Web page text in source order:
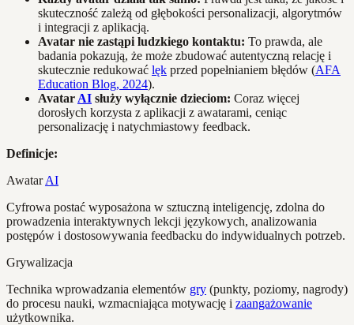
skuteczność zależą od głębokości personalizacji, algorytmów
i integracji z aplikacją.
Avatar nie zastąpi ludzkiego kontaktu: To prawda, ale
badania pokazują, że może zbudować autentyczną relację i
skutecznie redukować lęk przed popełnianiem błędów (AFA
Education Blog, 2024).
Avatar AI służy wyłącznie dzieciom: Coraz więcej
dorosłych korzysta z aplikacji z awatarami, ceniąc
personalizację i natychmiastowy feedback.
Definicje:
AwatarAI
Cyfrowa postać wyposażona w sztuczną inteligencję, zdolna do
prowadzenia interaktywnych lekcji językowych, analizowania
postępów i dostosowywania feedbacku do indywidualnych potrzeb.
Grywalizacja
Technika wprowadzania elementów gry (punkty, poziomy, nagrody)
do procesu nauki, wzmacniająca motywację i zaangażowanie
użytkownika.